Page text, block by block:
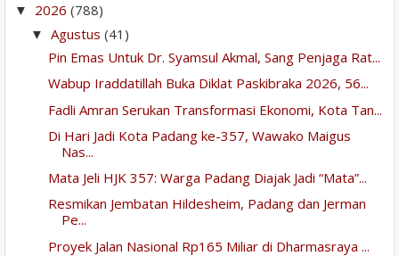
▼ 2026 (788)
▼ Agustus (41)
Pin Emas Untuk Dr. Syamsul Akmal, Sang Penjaga Rat...
Wabup Iraddatillah Buka Diklat Paskibraka 2026, 56...
Fadli Amran Serukan Transformasi Ekonomi, Kota Tan...
Di Hari Jadi Kota Padang ke-357, Wawako Maigus
Nas...
Mata Jeli HJK 357: Warga Padang Diajak Jadi “Mata”...
Resmikan Jembatan Hildesheim, Padang dan Jerman
Pe...
Proyek Jalan Nasional Rp165 Miliar di Dharmasraya ...